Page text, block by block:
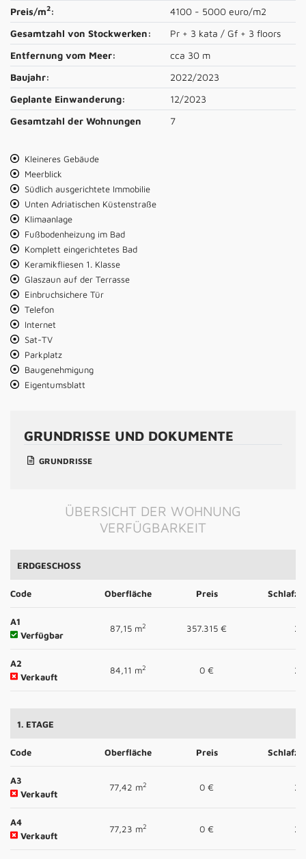
Preis/m2:
4100 - 5000 euro/m2
Gesamtzahl von Stockwerken:
Pr + 3 kata / Gf + 3 floors
Entfernung vom Meer:
cca 30 m
Baujahr:
2022/2023
Geplante Einwanderung:
12/2023
Gesamtzahl der Wohnungen
7
Kleineres Gebäude
Meerblick
Südlich ausgerichtete Immobilie
Unten Adriatischen Küstenstraße
Klimaanlage
Fußbodenheizung im Bad
Komplett eingerichtetes Bad
Keramikfliesen 1. Klasse
Glaszaun auf der Terrasse
Einbruchsichere Tür
Telefon
Internet
Sat-TV
Parkplatz
Baugenehmigung
Eigentumsblatt
GRUNDRISSE UND DOKUMENTE
GRUNDRISSE
ÜBERSICHT DER WOHNUNG
VERFÜGBARKEIT
ERDGESCHOSS
Code Oberfläche Preis
A1
Verfügbar
87,15 m2 357.315 € 2
A2
Verkauft
84,11 m2 0 € 2
1. ETAGE
Code Oberfläche Preis
A3
Verkauft
77,42 m2 0 € 2
A4
Verkauft
77,23 m2 0 € 2